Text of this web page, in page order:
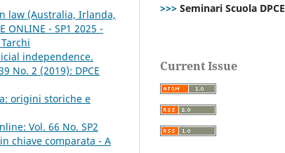
law (Australia, Irlanda,
ONLINE - SP1 2025 -
independence.
No. 2 (2019): DPCE
origini storiche e
Vol. 66 No. SP2
chiave comparata - A
>>> Seminari Scuola DPCE
Current Issue